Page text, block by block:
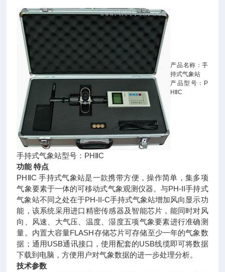
产品名称：手
持式气象站
产品型号：P
HⅡC
手持式气象站型号：PHⅡC
功能 特点
PHⅡC 手持式气象站是一款携带方便，操作简单，集多项
气象要素于一体的可移动式气象观测仪器。与PH-II手持式
气象站不同之处在于PH-II-C手持式气象站增加风向显示功
能，该系统采用进口精密传感器及智能芯片，能同时对风
向、风速、大气压、温度、湿度五项气象要素进行准确测
量。内置大容量FLASH存储芯片可存储至少一年的气象数
据；通用USB通讯接口，使用配套的USB线缆即可将数据
下载到电脑，方便用户对气象数据的进一步处理分析。
技术参数